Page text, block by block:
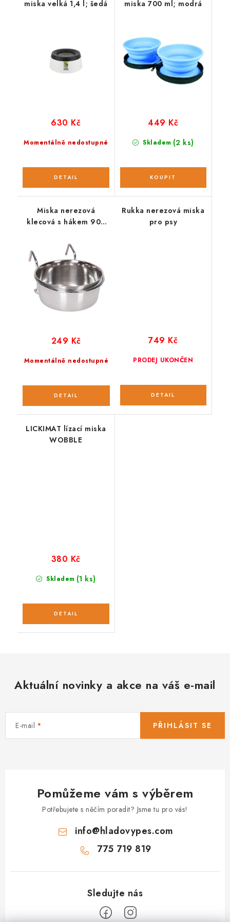
miska velká 1,4 l; šedá
Momentálně nedostupné
630 Kč
miska 700 ml; modrá
Skladem (2 ks)
449 Kč
Miska nerezová
klecová s hákem 900
Momentálně nedostupné
249 Kč
Rukka nerezová miska
pro psy
PRODEJ UKONČEN
749 Kč
LICKIMAT lízací miska
WOBBLE
Skladem (1 ks)
380 Kč
Aktuální novinky a akce na váš e-mail
E-mail PŘIHLÁSIT SE
Pomůžeme vám s výběrem
Potřebujete s něčím poradit? Jsme tu pro vás!
info@hladovypes.com
775 719 819